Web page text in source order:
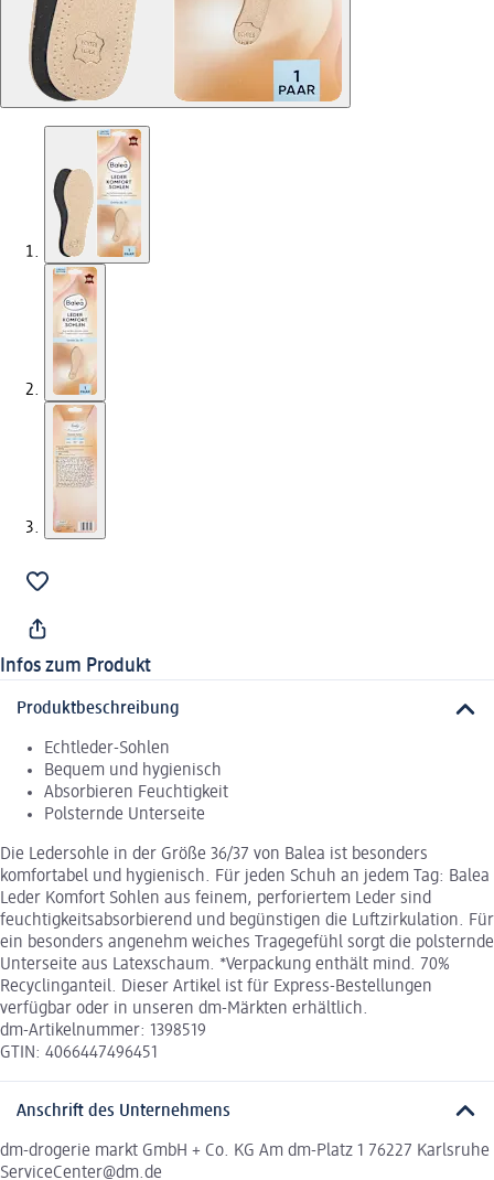
Infos zum Produkt
Produktbeschreibung
Echtleder-Sohlen
Bequem und hygienisch
Absorbieren Feuchtigkeit
Polsternde Unterseite
Die Ledersohle in der Größe 36/37 von Balea ist besonders
komfortabel und hygienisch. Für jeden Schuh an jedem Tag: Balea
Leder Komfort Sohlen aus feinem, perforiertem Leder sind
feuchtigkeitsabsorbierend und begünstigen die Luftzirkulation. Für
ein besonders angenehm weiches Tragegefühl sorgt die polsternde
Unterseite aus Latexschaum. *Verpackung enthält mind. 70%
Recyclinganteil. Dieser Artikel ist für Express-Bestellungen
verfügbar oder in unseren dm-Märkten erhältlich.
dm-Artikelnummer: 1398519
GTIN: 4066447496451
Anschrift des Unternehmens
dm-drogerie markt GmbH + Co. KG Am dm-Platz 1 76227 Karlsruhe
ServiceCenter@dm.de